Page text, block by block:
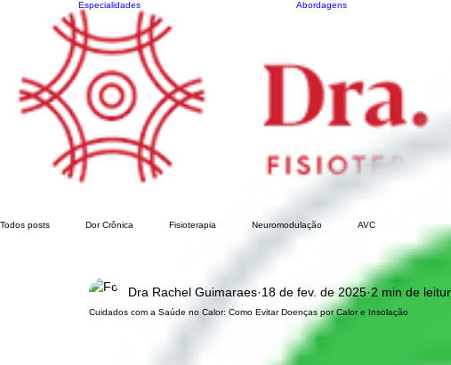
Especialidades Abordagens
Todos posts Dor Crônica Fisioterapia Neuromodulação AVC
Cuidados com a Saúde no Calor: Como Evitar Doenças por Calor e Insolação
Dra Rachel Guimaraes 18 de fev. de 2025 2 min de